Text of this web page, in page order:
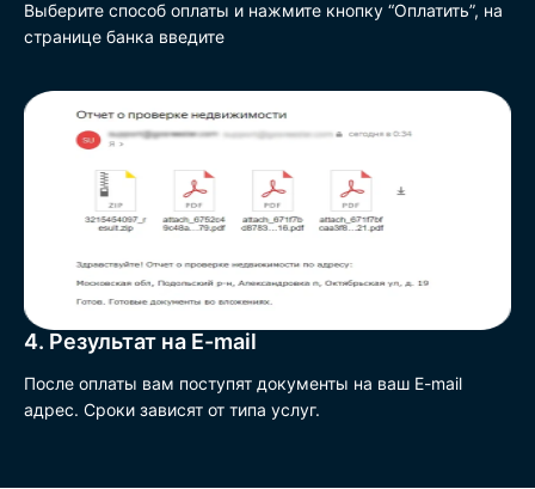
Выберите способ оплаты и нажмите кнопку “Оплатить”, на
странице банка введите
4. Результат на E-mail
После оплаты вам поступят документы на ваш E-mail
адрес. Сроки зависят от типа услуг.